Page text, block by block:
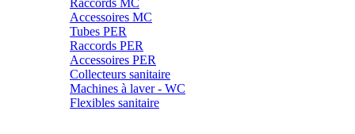
Raccords MC
Accessoires MC
Tubes PER
Raccords PER
Accessoires PER
Collecteurs sanitaire
Machines à laver - WC
Flexibles sanitaire